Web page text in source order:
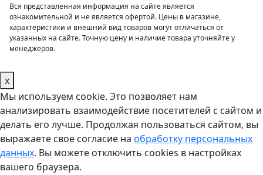
Вся представленная информация на сайте является
ознакомительной и не является офертой. Цены в магазине,
характеристики и внешний вид товаров могут отличаться от
указанных на сайте. Точную цену и наличие товара уточняйте у
менеджеров.
x
Мы используем cookie. Это позволяет нам
анализировать взаимодействие посетителей с сайтом и
делать его лучше. Продолжая пользоваться сайтом, вы
выражаете свое согласие на обработку персональных
данных. Вы можете отключить cookies в настройках
вашего браузера.